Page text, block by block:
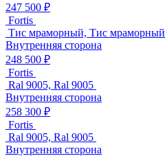
247 500 ₽
Fortis
Тис мраморный, Тис мраморный
Внутренняя сторона
248 500 ₽
Fortis
Ral 9005, Ral 9005
Внутренняя сторона
258 300 ₽
Fortis
Ral 9005, Ral 9005
Внутренняя сторона